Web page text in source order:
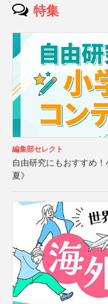
特集
編集部セレクト
自由研究にもおすすめ
夏》